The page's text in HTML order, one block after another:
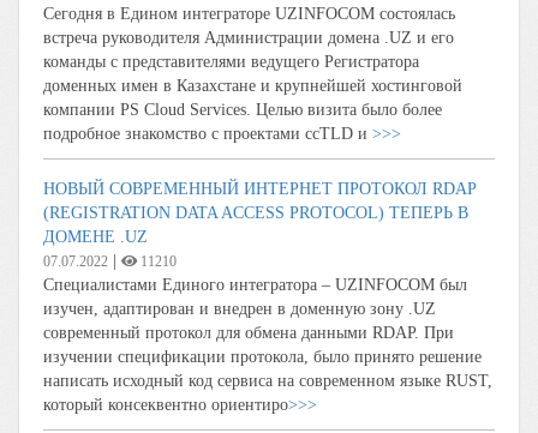
Сегодня в Едином интеграторе UZINFOCOM состоялась
встреча руководителя Администрации домена .UZ и его
команды с представителями ведущего Регистратора
доменных имен в Казахстане и крупнейшей хостинговой
компании PS Cloud Services. Целью визита было более
подробное знакомство с проектами ccTLD и >>>
НОВЫЙ СОВРЕМЕННЫЙ ИНТЕРНЕТ ПРОТОКОЛ RDAP
(REGISTRATION DATA ACCESS PROTOCOL) ТЕПЕРЬ В
ДОМЕНЕ .UZ
07.07.2022 11210
Специалистами Единого интегратора – UZINFOCOM был
изучен, адаптирован и внедрен в доменную зону .UZ
современный протокол для обмена данными RDAP. При
изучении спецификации протокола, было принято решение
написать исходный код сервиса на современном языке RUST,
который консеквентно ориентиро>>>